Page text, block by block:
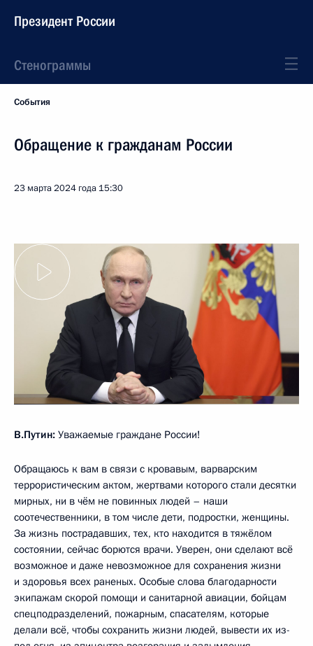
Президент России
Стенограммы
События
Обращение к гражданам России
23 марта 2024 года 15:30
В.Путин: Уважаемые граждане России!
Обращаюсь к вам в связи с кровавым, варварским
террористическим актом, жертвами которого стали десятки
мирных, ни в чём не повинных людей – наши
соотечественники, в том числе дети, подростки, женщины.
За жизнь пострадавших, тех, кто находится в тяжёлом
состоянии, сейчас борются врачи. Уверен, они сделают всё
возможное и даже невозможное для сохранения жизни
и здоровья всех раненых. Особые слова благодарности
экипажам скорой помощи и санитарной авиации, бойцам
спецподразделений, пожарным, спасателям, которые
делали всё, чтобы сохранить жизни людей, вывести их из-